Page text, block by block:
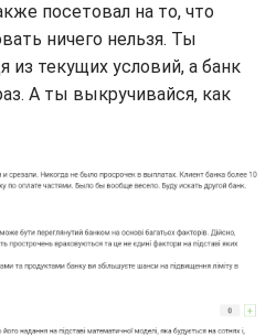
посетовал на то, что
ничего нельзя. Ты
из текущих условий, а банк
А ты выкручивайся, как